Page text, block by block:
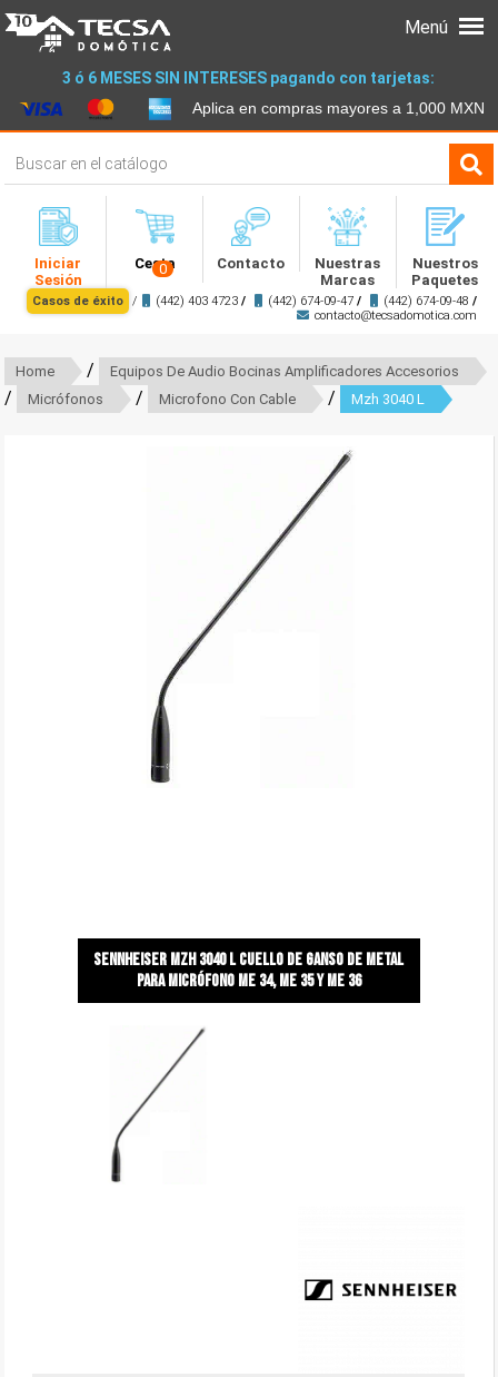
3 ó 6 MESES SIN INTERESES pagando con tarjetas:
Aplica en compras mayores a 1,000 MXN
Iniciar
Sesión
Cesta
0 Contacto
Nuestras
Marcas
Nuestros
Paquetes
Casos de éxito / (442) 403 4723 / (442) 674-09-47 / (442) 674-09-48 /
contacto@tecsadomotica.com
Menú
Home / Equipos De Audio Bocinas Amplificadores Accesorios
/ Micrófonos / Microfono Con Cable / Mzh 3040 L
Sennheiser mzh 3040 l cuello de ganso de metal
para micrófono me 34, me 35 y me 36